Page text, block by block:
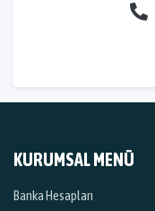
KURUMSAL MENÜ
Banka Hesapları